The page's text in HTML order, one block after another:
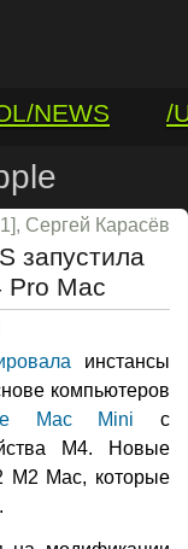
NEWS
/
Сергей Карасёв
запустила
Pro Mac
инстансы
компьютеров
Mac Mini с
M4. Новые
M2 Mac, которые